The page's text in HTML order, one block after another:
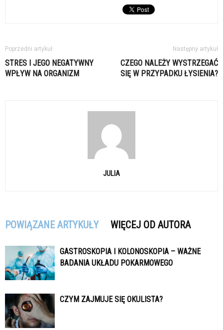
Poprzedni artykuł
STRES I JEGO NEGATYWNY
WPŁYW NA ORGANIZM
Następny artykuł
CZEGO NALEŻY WYSTRZEGAĆ
SIĘ W PRZYPADKU ŁYSIENIA?
JULIA
POWIĄZANE ARTYKUŁY WIĘCEJ OD AUTORA
GASTROSKOPIA I KOLONOSKOPIA – WAŻNE
BADANIA UKŁADU POKARMOWEGO
CZYM ZAJMUJE SIĘ OKULISTA?